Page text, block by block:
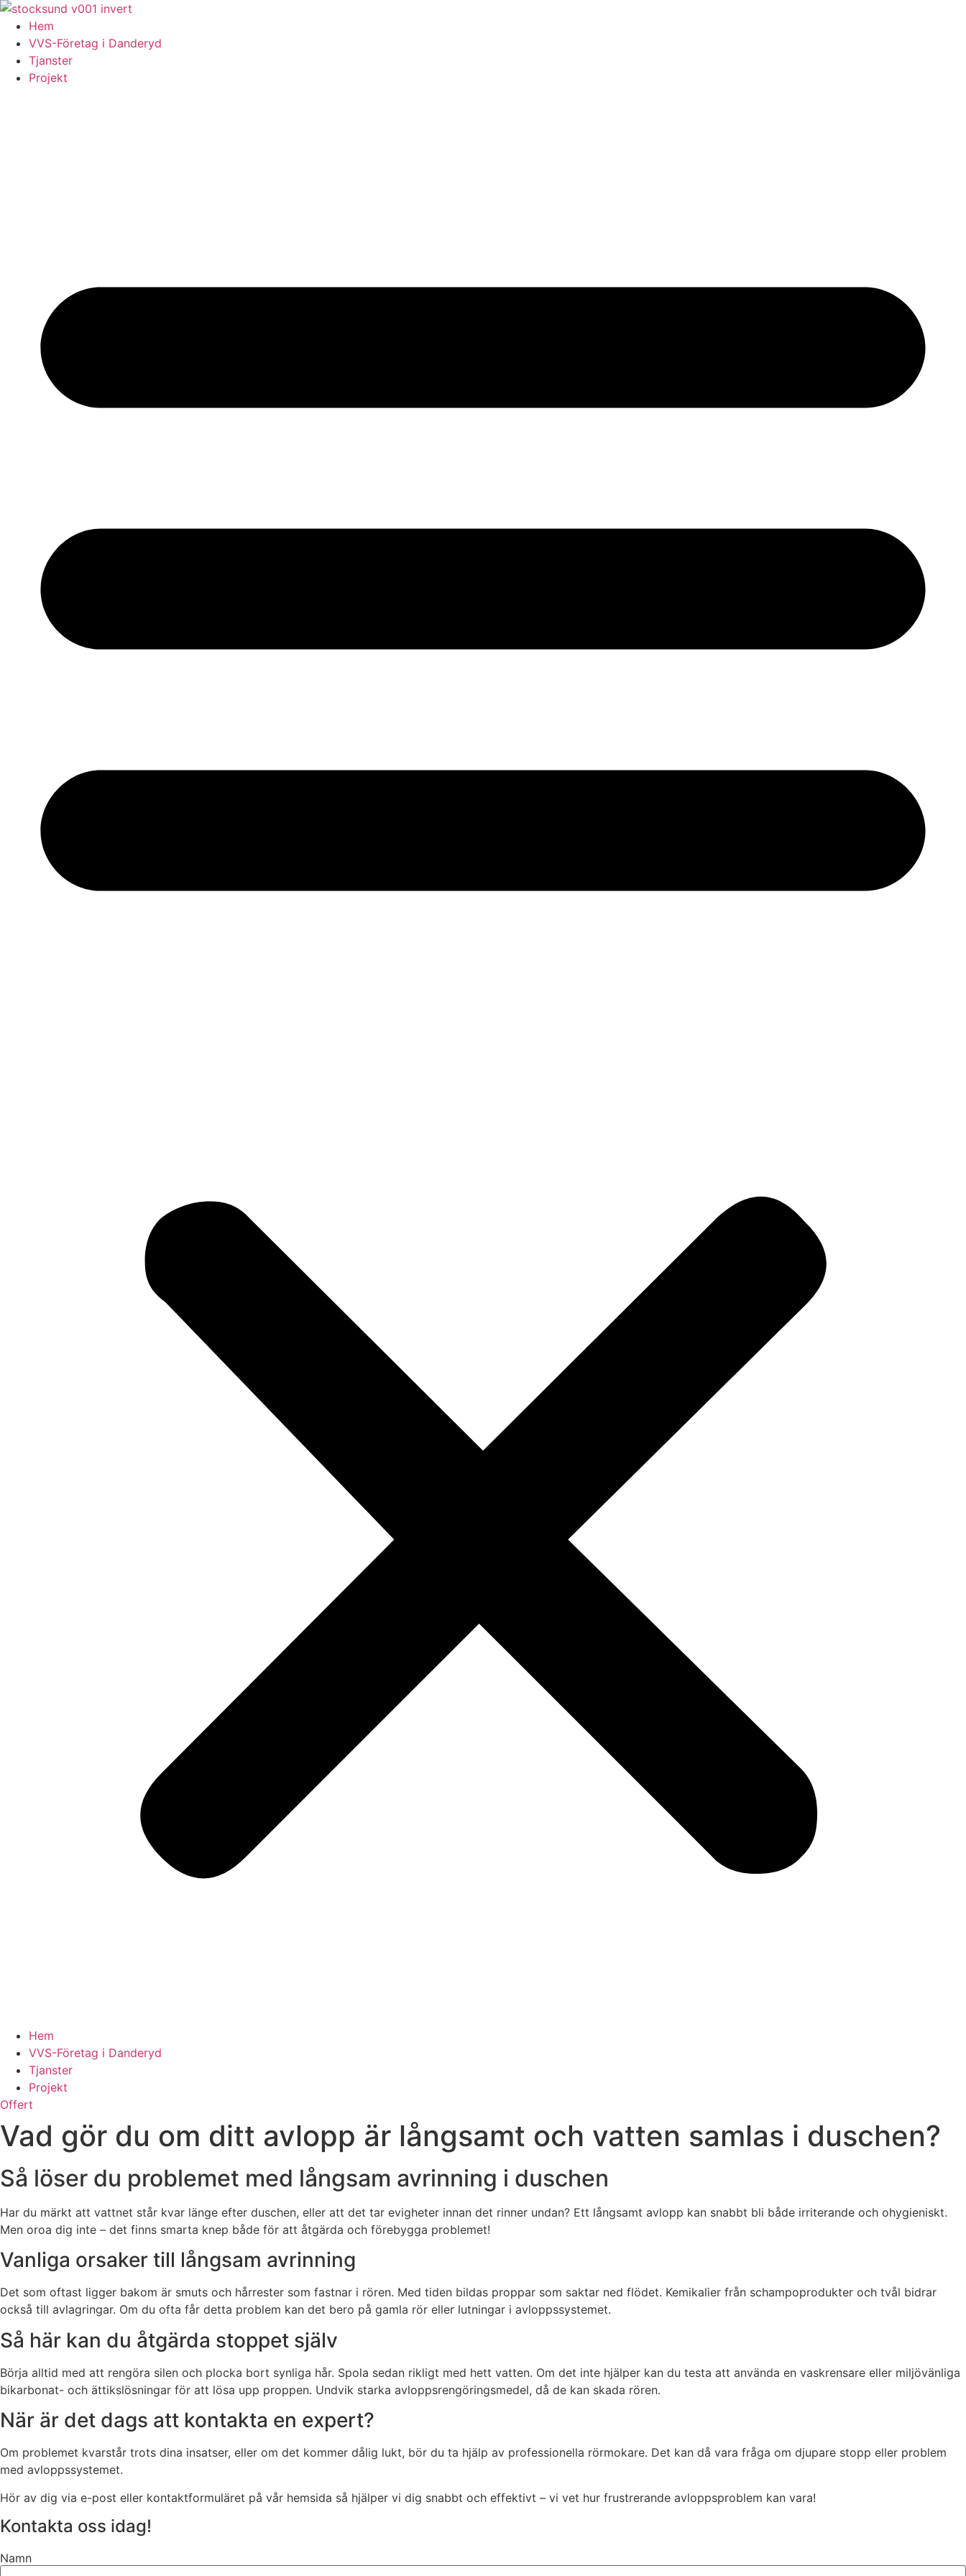
Skip
content
Hem
VVS-Företag i Danderyd
Tjanster
Projekt
Hem
VVS-Företag i Danderyd
Tjanster
Projekt
Offert
Vad gör du om ditt avlopp är långsamt och vatten samlas i duschen?
Så löser du problemet med långsam avrinning i duschen
Har du märkt att vattnet står kvar länge efter duschen, eller att det tar evigheter innan det rinner undan? Ett långsamt avlopp kan snabbt bli både irriterande och ohygieniskt.
Men oroa dig inte – det finns smarta knep både för att åtgärda och förebygga problemet!
Vanliga orsaker till långsam avrinning
Det som oftast ligger bakom är smuts och hårrester som fastnar i rören. Med tiden bildas proppar som saktar ned flödet. Kemikalier från schampoprodukter och tvål bidrar
också till avlagringar. Om du ofta får detta problem kan det bero på gamla rör eller lutningar i avloppssystemet.
Så här kan du åtgärda stoppet själv
Börja alltid med att rengöra silen och plocka bort synliga hår. Spola sedan rikligt med hett vatten. Om det inte hjälper kan du testa att använda en vaskrensare eller miljövänliga
bikarbonat- och ättikslösningar för att lösa upp proppen. Undvik starka avloppsrengöringsmedel, då de kan skada rören.
När är det dags att kontakta en expert?
Om problemet kvarstår trots dina insatser, eller om det kommer dålig lukt, bör du ta hjälp av professionella rörmokare. Det kan då vara fråga om djupare stopp eller problem
med avloppssystemet.
Hör av dig via e-post eller kontaktformuläret på vår hemsida så hjälper vi dig snabbt och effektivt – vi vet hur frustrerande avloppsproblem kan vara!
Kontakta oss idag!
Namn